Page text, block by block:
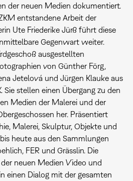
der neuen Medien dokumentiert.
entstandene Arbeit der
Ute Friederike Jürß führt diese
Gegenwart weiter.
ausgestellten
von Günther Förg,
Jetelová und Jürgen Klauke aus
Sie stellen einen Übergang zu den
Medien der Malerei und der
her. Präsentiert
Malerei, Skulptur, Objekte und
heute aus den Sammlungen
FER und Grässlin. Die
neuen Medien Video und
einen Dialog mit der gesamten